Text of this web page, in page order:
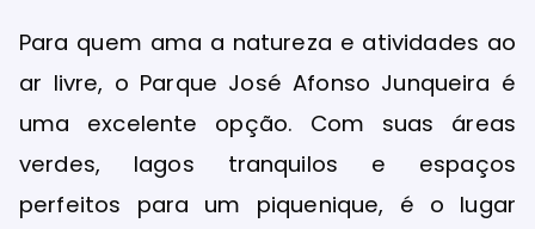
Para quem ama a natureza e atividades ao
ar livre, o Parque José Afonso Junqueira é
uma excelente opção. Com suas áreas
verdes, lagos tranquilos e espaços
perfeitos para um piquenique, é o lugar